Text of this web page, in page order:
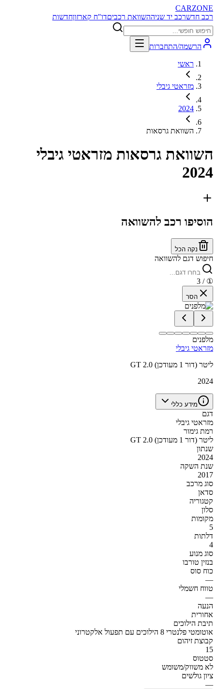
CARZONE
רכב חדשרכב יד שניההשוואת רכביםדו"ח קארזוןחדשות
הרשמה/התחברות
ראשי
מזראטי גיבלי
2024
השוואת גרסאות
השוואת גרסאות מזראטי גיבלי
2024
הוסיפו רכב להשוואה
נקה הכל
חיפוש דגם להשוואה
①
/ 3
הסר
מלפנים
מזראטי גיבלי
GT 2.0 ליטר (דור 1 מעודכן)
2024
מידע כללי
דגם
מזראטי גיבלי
רמת גימור
GT 2.0 ליטר (דור 1 מעודכן)
שנתון
2024
שנת השקה
2017
סוג מרכב
סדאן
קטגוריה
סלון
מקומות
5
דלתות
4
סוג מנוע
בנזין טורבו
כוח סוס
—
טווח חשמלי
—
הנעה
אחורית
תיבת הילוכים
אוטומטי פלנטרי 8 הילוכים עם תפעול אלקטרוני
קבוצת זיהום
15
סטטוס
לא משווק/משומש
ציון גולשים
—